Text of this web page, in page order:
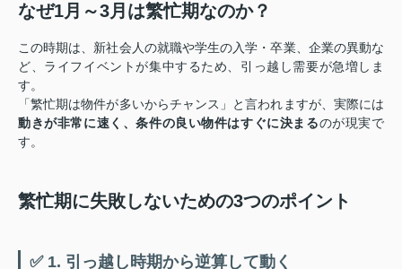
なぜ1月～3月は繁忙期なのか？
この時期は、新社会人の就職や学生の入学・卒業、企業の異動な
ど、ライフイベントが集中するため、引っ越し需要が急増しま
す。
「繁忙期は物件が多いからチャンス」と言われますが、実際には
動きが非常に速く、条件の良い物件はすぐに決まるのが現実で
す。
繁忙期に失敗しないための3つのポイント
✅ 1. 引っ越し時期から逆算して動く